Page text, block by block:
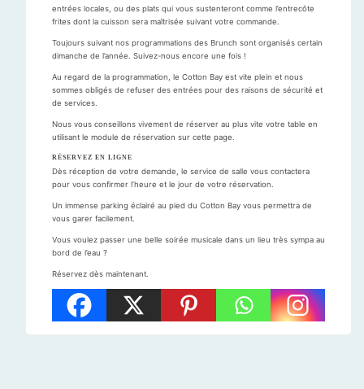
entrées locales, ou des plats qui vous sustenteront comme l’entrecôte
frites dont la cuisson sera maîtrisée suivant votre commande.
Toujours suivant nos programmations des Brunch sont organisés certain
dimanche de l’année. Suivez-nous encore une fois !
Au regard de la programmation, le Cotton Bay est vite plein et nous
sommes obligés de refuser des entrées pour des raisons de sécurité et
de services.
Nous vous conseillons vivement de réserver au plus vite votre table en
utilisant le module de réservation sur cette page.
RÉSERVEZ EN LIGNE
Dès réception de votre demande, le service de salle vous contactera
pour vous confirmer l’heure et le jour de votre réservation.
Un immense parking éclairé au pied du Cotton Bay vous permettra de
vous garer facilement.
Vous voulez passer une belle soirée musicale dans un lieu très sympa au
bord de l’eau ?
Réservez dès maintenant.